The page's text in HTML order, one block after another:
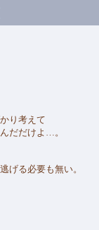
り考えて
だだけよ…。
げる必要も無い。